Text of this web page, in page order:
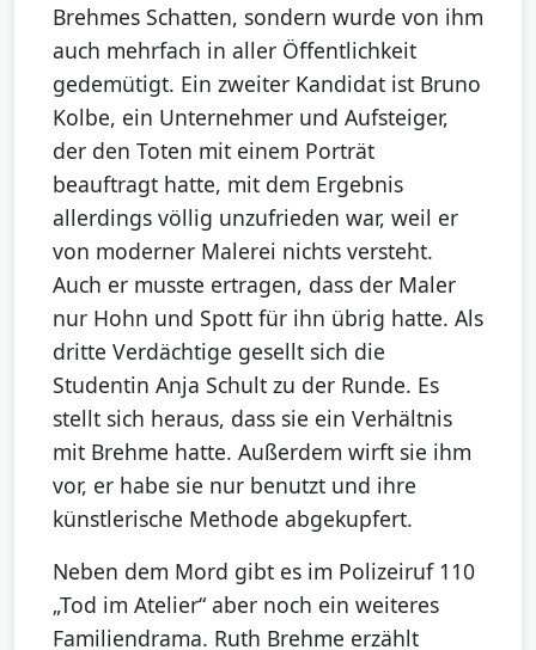
Brehmes Schatten, sondern wurde von ihm
auch mehrfach in aller Öffentlichkeit
gedemütigt. Ein zweiter Kandidat ist Bruno
Kolbe, ein Unternehmer und Aufsteiger,
der den Toten mit einem Porträt
beauftragt hatte, mit dem Ergebnis
allerdings völlig unzufrieden war, weil er
von moderner Malerei nichts versteht.
Auch er musste ertragen, dass der Maler
nur Hohn und Spott für ihn übrig hatte. Als
dritte Verdächtige gesellt sich die
Studentin Anja Schult zu der Runde. Es
stellt sich heraus, dass sie ein Verhältnis
mit Brehme hatte. Außerdem wirft sie ihm
vor, er habe sie nur benutzt und ihre
künstlerische Methode abgekupfert.
Neben dem Mord gibt es im Polizeiruf 110
„Tod im Atelier“ aber noch ein weiteres
Familiendrama. Ruth Brehme erzählt